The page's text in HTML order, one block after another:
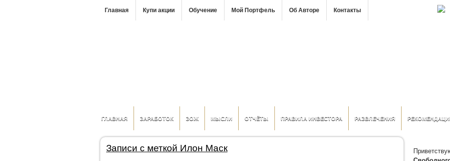
Главная Купи акции Обучение Мой Портфель Об Авторе Контакты
ГЛАВНАЯ ЗАРАБОТОК ЗОЖ МЫСЛИ ОТЧЁТЫ ПРАВИЛА ИНВЕСТОРА РАЗВЛЕЧЕНИЯ
Записи с меткой Илон Маск